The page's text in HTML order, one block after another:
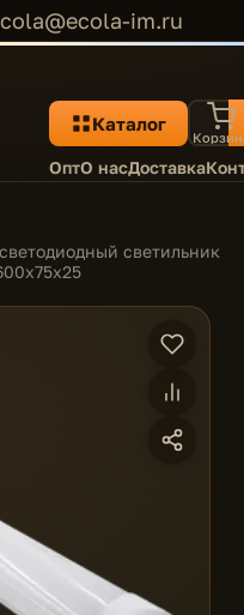
im.ru
Каталог
ОптО насДоставка
светильник